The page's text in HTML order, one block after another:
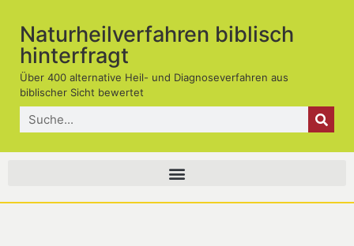
Naturheilverfahren biblisch
hinterfragt
Über 400 alternative Heil- und Diagnoseverfahren aus
biblischer Sicht bewertet